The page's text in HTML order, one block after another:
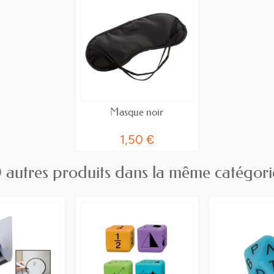
Masque noir
1,50 €
autres produits dans la même